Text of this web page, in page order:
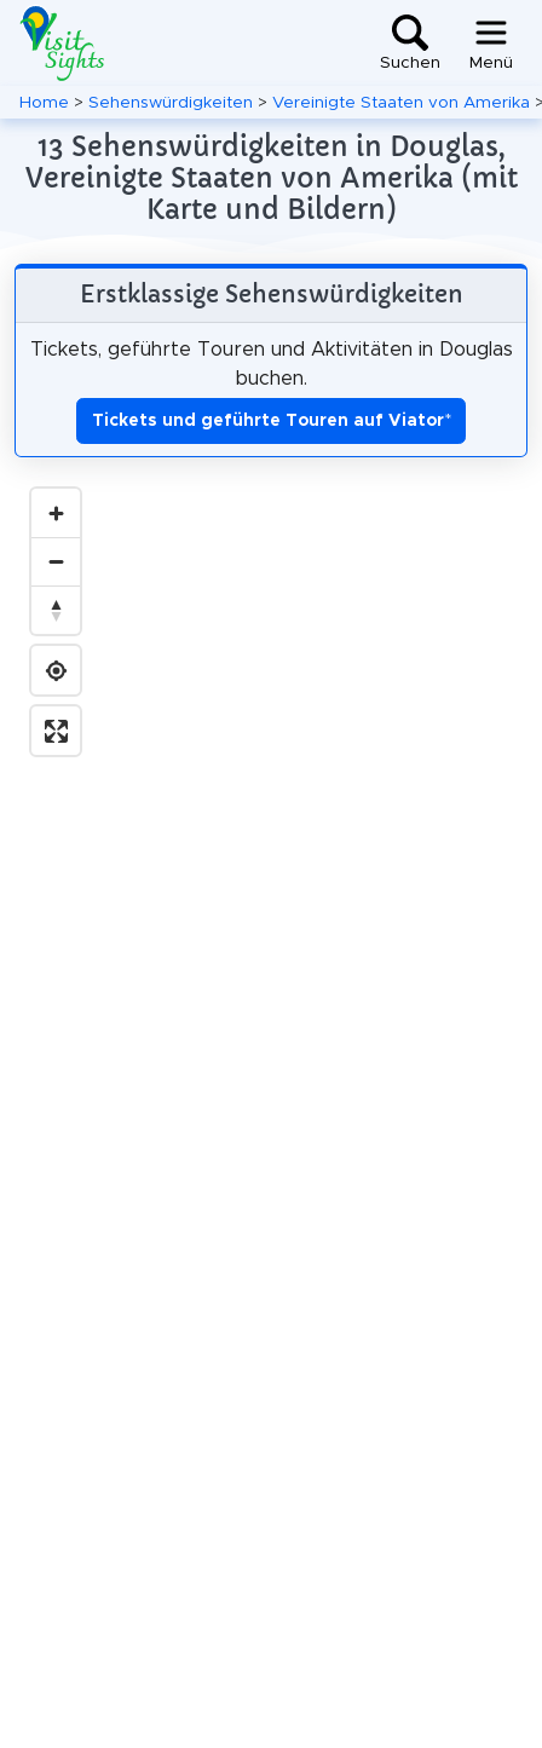
Suchen Menü
Home > Sehenswürdigkeiten > Vereinigte Staaten von Amerika
13 Sehenswürdigkeiten in Douglas,
Vereinigte Staaten von Amerika (mit
Karte und Bildern)
Erstklassige Sehenswürdigkeiten
Tickets, geführte Touren und Aktivitäten in Douglas
buchen.
Tickets und geführte Touren auf Viator*